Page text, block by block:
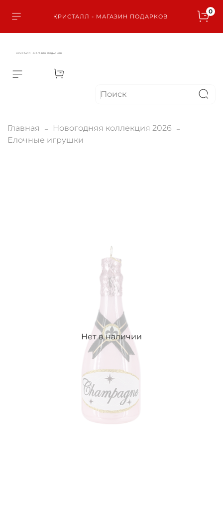
КРИСТАЛЛ - МАГАЗИН ПОДАРКОВ
0
КРИСТАЛЛ - МАГАЗИН ПОДАРКОВ
Главная
Новогодняя коллекция 2026
Елочные игрушки
Нет в наличии